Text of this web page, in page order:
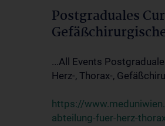
Postgraduales
...All Events
Herz-, Thorax-,
https://
abteilung-fuer-herz-